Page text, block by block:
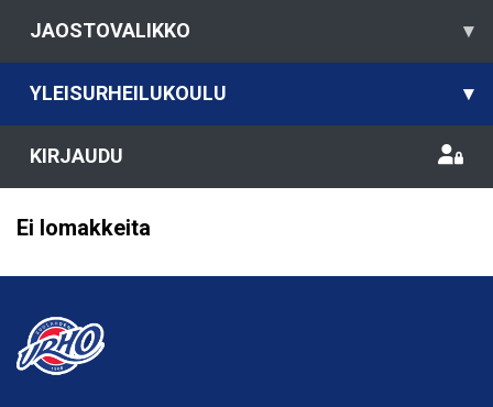
JAOSTOVALIKKO ▾
YLEISURHEILUKOULU ▾
KIRJAUDU
Ei lomakkeita